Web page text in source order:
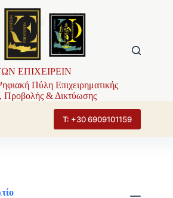
ΕΠΙΧΕΙΡΕΙΝ
Πύλη Επιχειρηματικής
Προβολής & Δικτύωσης
Τ: +30 6909101159